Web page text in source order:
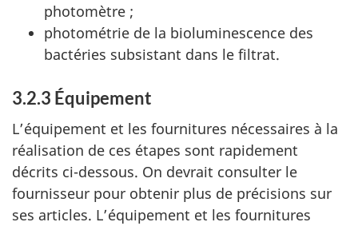
photomètre ;
photométrie de la bioluminescence des
bactéries subsistant dans le filtrat.
3.2.3 Équipement
L’équipement et les fournitures nécessaires à la
réalisation de ces étapes sont rapidement
décrits ci-dessous. On devrait consulter le
fournisseur pour obtenir plus de précisions sur
ses articles. L’équipement et les fournitures